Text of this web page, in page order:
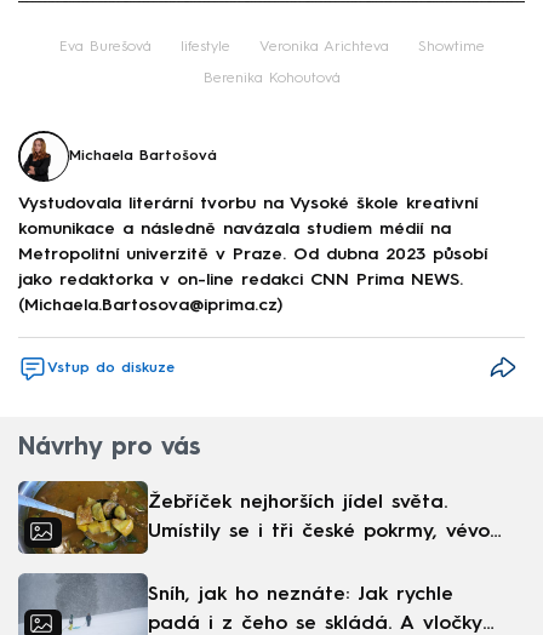
Eva Burešová lifestyle Veronika Arichteva Showtime
Berenika Kohoutová
Michaela Bartošová
Vystudovala literární tvorbu na Vysoké škole kreativní
komunikace a následně navázala studiem médií na
Metropolitní univerzitě v Praze. Od dubna 2023 působí
jako redaktorka v on-line redakci CNN Prima NEWS.
(Michaela.Bartosova@iprima.cz)
Vstup do diskuze
Návrhy pro vás
Žebříček nejhorších jídel světa.
Umístily se i tři české pokrmy, vévodí
Sníh, jak ho neznáte: Jak rychle
padá i z čeho se skládá. A vločky